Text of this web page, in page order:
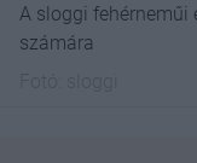
A sloggi fehérneműi
számára